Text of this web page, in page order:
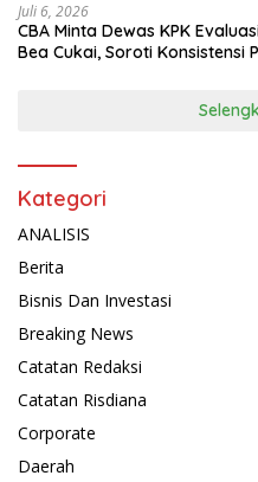
Juli 6, 2026
CBA Minta Dewas KPK
Bea Cukai, Soroti Konsistensi
Kategori
ANALISIS
Berita
Bisnis Dan Investasi
Breaking News
Catatan Redaksi
Catatan Risdiana
Corporate
Daerah